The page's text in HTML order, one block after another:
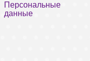
Персональные
данные